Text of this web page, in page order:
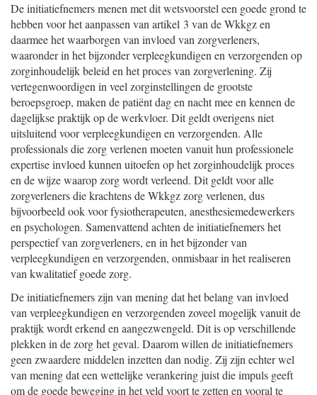
De initiatiefnemers menen met dit wetsvoorstel een goede grond te
hebben voor het aanpassen van artikel 3 van de Wkkgz en
daarmee het waarborgen van invloed van zorgverleners,
waaronder in het bijzonder verpleegkundigen en verzorgenden op
zorginhoudelijk beleid en het proces van zorgverlening. Zij
vertegenwoordigen in veel zorginstellingen de grootste
beroepsgroep, maken de patiënt dag en nacht mee en kennen de
dagelijkse praktijk op de werkvloer. Dit geldt overigens niet
uitsluitend voor verpleegkundigen en verzorgenden. Alle
professionals die zorg verlenen moeten vanuit hun professionele
expertise invloed kunnen uitoefen op het zorginhoudelijk proces
en de wijze waarop zorg wordt verleend. Dit geldt voor alle
zorgverleners die krachtens de Wkkgz zorg verlenen, dus
bijvoorbeeld ook voor fysiotherapeuten, anesthesiemedewerkers
en psychologen. Samenvattend achten de initiatiefnemers het
perspectief van zorgverleners, en in het bijzonder van
verpleegkundigen en verzorgenden, onmisbaar in het realiseren
van kwalitatief goede zorg.
De initiatiefnemers zijn van mening dat het belang van invloed
van verpleegkundigen en verzorgenden zoveel mogelijk vanuit de
praktijk wordt erkend en aangezwengeld. Dit is op verschillende
plekken in de zorg het geval. Daarom willen de initiatiefnemers
geen zwaardere middelen inzetten dan nodig. Zij zijn echter wel
van mening dat een wettelijke verankering juist die impuls geeft
om de goede beweging in het veld voort te zetten en vooral te